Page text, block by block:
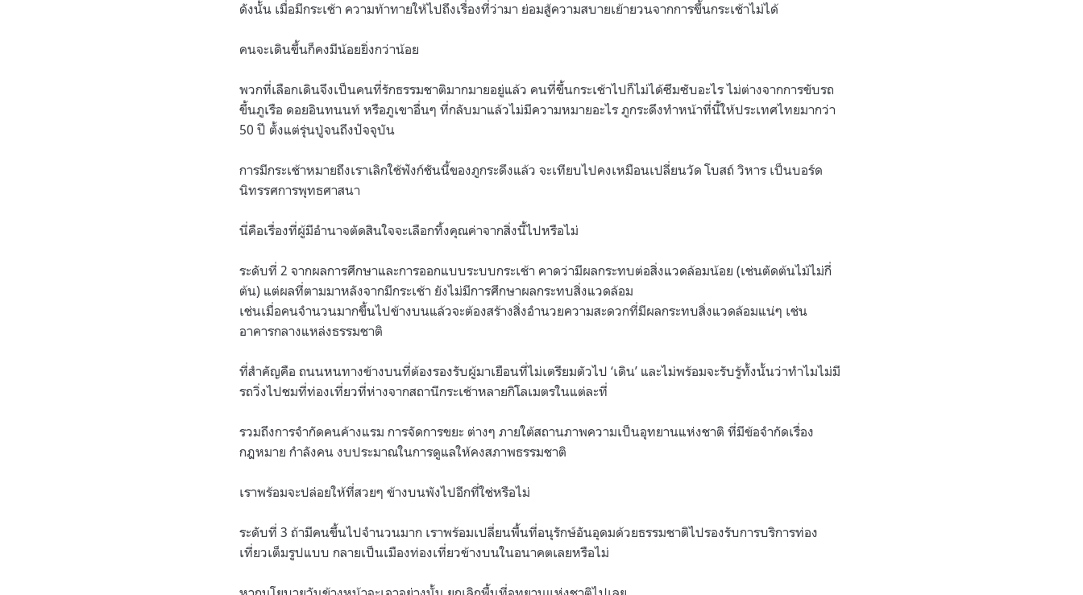
ดังนั้น เมื่อมีกระเช้า ความท้าทายให้ไปถึงเรื่องที่ว่ามา ย่อมสู้ความสบายเย้ายวนจากการขึ้นกระเช้าไม่ได้
คนจะเดินขึ้นก็คงมีน้อยยิ่งกว่าน้อย
พวกที่เลือกเดินจึงเป็นคนที่รักธรรมชาติมากมายอยู่แล้ว คนที่ขึ้นกระเช้าไปก็ไม่ได้ซึมซับอะไร ไม่ต่างจากการขับรถ
ขึ้นภูเรือ ดอยอินทนนท์ หรือภูเขาอื่นๆ ที่กลับมาแล้วไม่มีความหมายอะไร ภูกระดึงทำหน้าที่นี้ให้ประเทศไทยมากว่า
50 ปี ตั้งแต่รุ่นปู่จนถึงปัจจุบัน
การมีกระเช้าหมายถึงเราเลิกใช้ฟังก์ชันนี้ของภูกระดึงแล้ว จะเทียบไปคงเหมือนเปลี่ยนวัด โบสถ์ วิหาร เป็นบอร์ด
นิทรรศการพุทธศาสนา
นี่คือเรื่องที่ผู้มีอำนาจตัดสินใจจะเลือกทิ้งคุณค่าจากสิ่งนี้ไปหรือไม่
ระดับที่ 2 จากผลการศึกษาและการออกแบบระบบกระเช้า คาดว่ามีผลกระทบต่อสิ่งแวดล้อมน้อย (เช่นตัดต้นไม้ไม่กี่
ต้น) แต่ผลที่ตามมาหลังจากมีกระเช้า ยังไม่มีการศึกษาผลกระทบสิ่งแวดล้อม
เช่นเมื่อคนจำนวนมากขึ้นไปข้างบนแล้วจะต้องสร้างสิ่งอำนวยความสะดวกที่มีผลกระทบสิ่งแวดล้อมแน่ๆ เช่น
อาคารกลางแหล่งธรรมชาติ
ที่สำคัญคือ ถนนหนทางข้างบนที่ต้องรองรับผู้มาเยือนที่ไม่เตรียมตัวไป ‘เดิน’ และไม่พร้อมจะรับรู้ทั้งนั้นว่าทำไมไม่มี
รถวิ่งไปชมที่ท่องเที่ยวที่ห่างจากสถานีกระเช้าหลายกิโลเมตรในแต่ละที่
รวมถึงการจำกัดคนค้างแรม การจัดการขยะ ต่างๆ ภายใต้สถานภาพความเป็นอุทยานแห่งชาติ ที่มีข้อจำกัดเรื่อง
กฎหมาย กำลังคน งบประมาณในการดูแลให้คงสภาพธรรมชาติ
เราพร้อมจะปล่อยให้ที่สวยๆ ข้างบนพังไปอีกที่ใช่หรือไม่
ระดับที่ 3 ถ้ามีคนขึ้นไปจำนวนมาก เราพร้อมเปลี่ยนพื้นที่อนุรักษ์อันอุดมด้วยธรรมชาติไปรองรับการบริการท่อง
เที่ยวเต็มรูปแบบ กลายเป็นเมืองท่องเที่ยวข้างบนในอนาคตเลยหรือไม่